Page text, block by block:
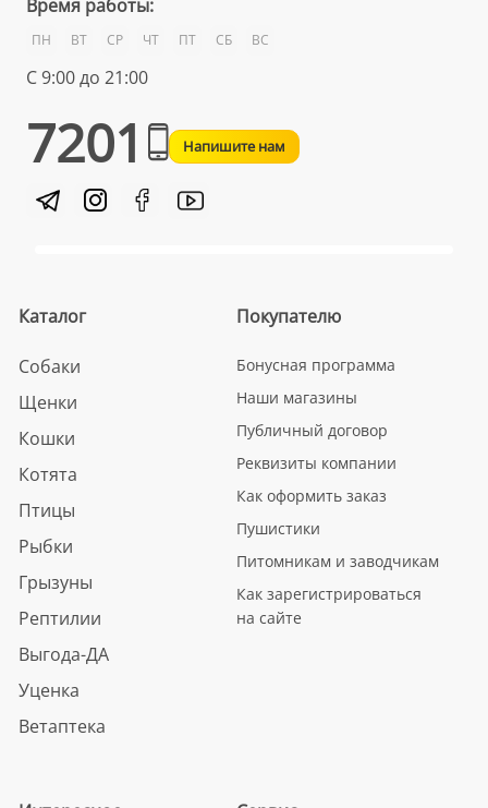
Время работы:
ПН ВТ СР ЧТ ПТ СБ ВС
С 9:00 до 21:00
7201 Напишите нам
Каталог
Собаки
Щенки
Кошки
Котята
Птицы
Рыбки
Грызуны
Рептилии
Выгода-ДА
Уценка
Ветаптека
Покупателю
Бонусная программа
Наши магазины
Публичный договор
Реквизиты компании
Как оформить заказ
Пушистики
Питомникам и заводчикам
Как зарегистрироваться
на сайте